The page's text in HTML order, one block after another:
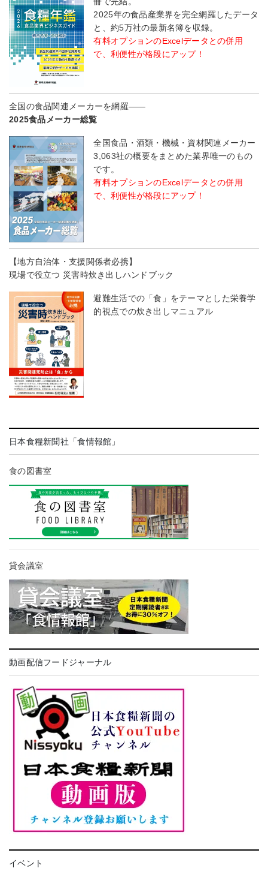
2025年の食品産業界を完全網羅したデータ
と、約5万社の最新名簿を収録。
有料オプションのExcelデータとの併用
で、利便性が格段にアップ！
全国の食品関連メーカーを網羅――
2025食品メーカー総覧
全国食品・酒類・機械・資材関連メーカー
3,063社の概要をまとめた業界唯一のもの
です。
有料オプションのExcelデータとの併用
で、利便性が格段にアップ！
【地方自治体・支援関係者必携】
現場で役立つ 災害時炊き出しハンドブック
避難生活での「食」をテーマとした栄養学
的視点での炊き出しマニュアル
日本食糧新聞社「食情報館」
食の図書室
貸会議室
動画配信フードジャーナル
イベント